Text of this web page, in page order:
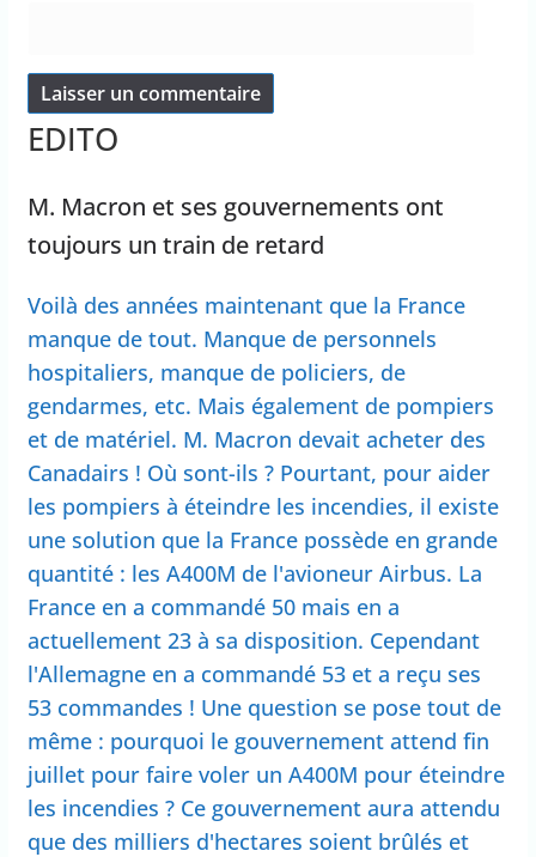
EDITO
M. Macron et ses gouvernements ont
toujours un train de retard
Voilà des années maintenant que la France
manque de tout. Manque de personnels
hospitaliers, manque de policiers, de
gendarmes, etc. Mais également de pompiers
et de matériel. M. Macron devait acheter des
Canadairs ! Où sont-ils ? Pourtant, pour aider
les pompiers à éteindre les incendies, il existe
une solution que la France possède en grande
quantité : les A400M de l'avioneur Airbus. La
France en a commandé 50 mais en a
actuellement 23 à sa disposition. Cependant
l'Allemagne en a commandé 53 et a reçu ses
53 commandes ! Une question se pose tout de
même : pourquoi le gouvernement attend fin
juillet pour faire voler un A400M pour éteindre
les incendies ? Ce gouvernement aura attendu
que des milliers d'hectares soient brûlés et